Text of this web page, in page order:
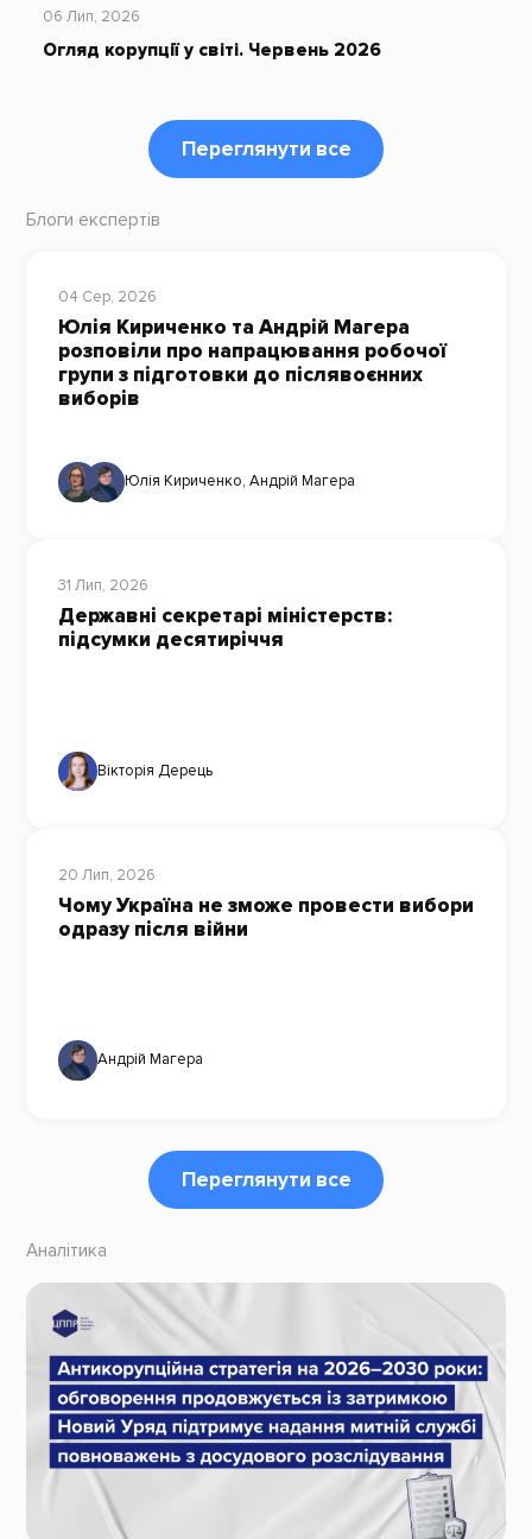
06 Лип, 2026
Огляд корупції у світі. Червень 2026
Переглянути все
Блоги експертів
04 Сер, 2026
Юлія Кириченко та Андрій Магера
розповіли про напрацювання робочої
групи з підготовки до післявоєнних
виборів
Юлія Кириченко, Андрій Магера
31 Лип, 2026
Державні секретарі міністерств:
підсумки десятиріччя
Вікторія Дерець
20 Лип, 2026
Чому Україна не зможе провести вибори
одразу після війни
Андрій Магера
Переглянути все
Аналітика